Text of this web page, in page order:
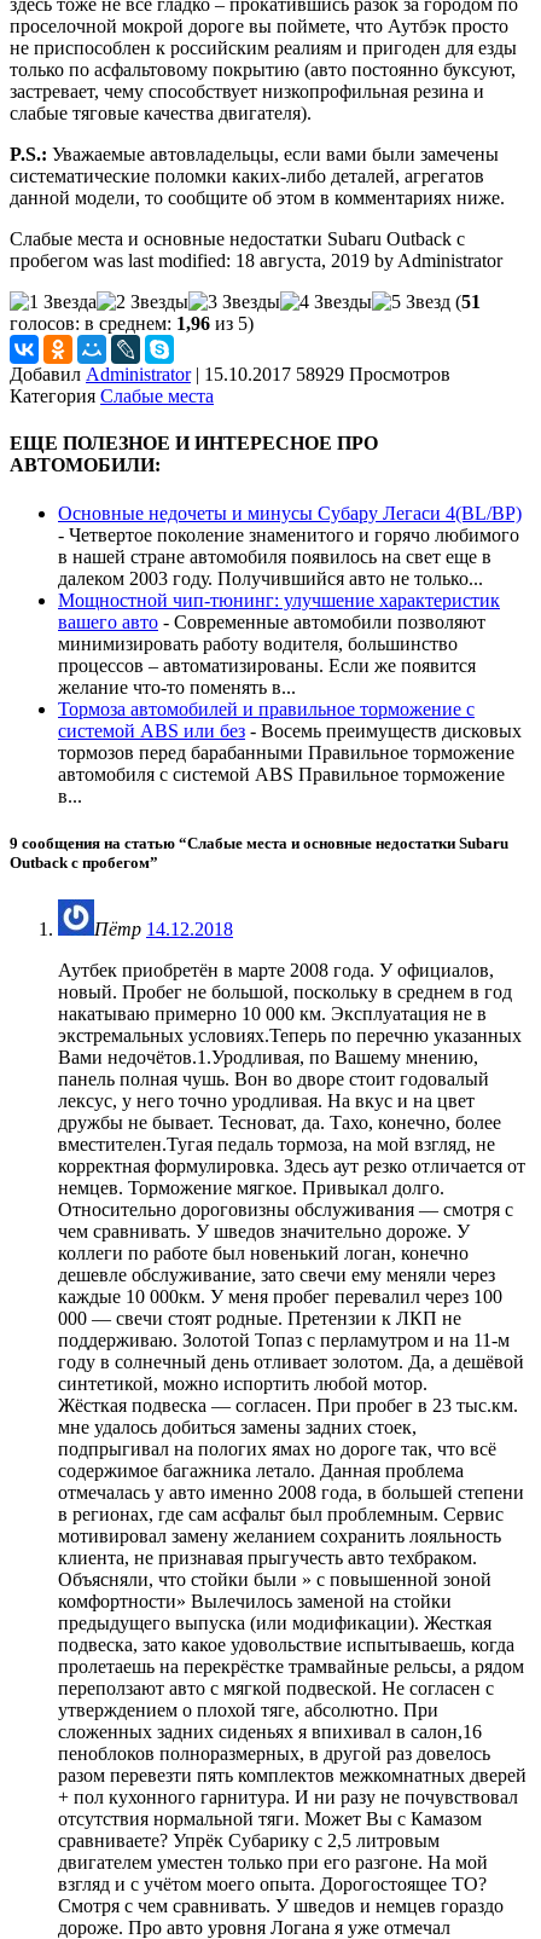
здесь тоже не все гладко – прокатившись разок за городом по
проселочной мокрой дороге вы поймете, что Аутбэк просто
не приспособлен к российским реалиям и пригоден для езды
только по асфальтовому покрытию (авто постоянно буксуют,
застревает, чему способствует низкопрофильная резина и
слабые тяговые качества двигателя).
P.S.: Уважаемые автовладельцы, если вами были замечены
систематические поломки каких-либо деталей, агрегатов
данной модели, то сообщите об этом в комментариях ниже.
Слабые места и основные недостатки Subaru Outback с
пробегом was last modified: 18 августа, 2019 by Administrator
(51
голосов: в среднем: 1,96 из 5)
Добавил Administrator | 15.10.2017 58929 Просмотров
Категория Слабые места
ЕЩЕ ПОЛЕЗНОЕ И ИНТЕРЕСНОЕ ПРО
АВТОМОБИЛИ:
Основные недочеты и минусы Субару Легаси 4(BL/BP)
- Четвертое поколение знаменитого и горячо любимого
в нашей стране автомобиля появилось на свет еще в
далеком 2003 году. Получившийся авто не только...
Мощностной чип-тюнинг: улучшение характеристик
вашего авто - Современные автомобили позволяют
минимизировать работу водителя, большинство
процессов – автоматизированы. Если же появится
желание что-то поменять в...
Тормоза автомобилей и правильное торможение с
системой ABS или без - Восемь преимуществ дисковых
тормозов перед барабанными Правильное торможение
автомобиля с системой ABS Правильное торможение
в...
9 сообщения на статью “Слабые места и основные недостатки Subaru
Outback с пробегом”
Пётр 14.12.2018
Аутбек приобретён в марте 2008 года. У официалов,
новый. Пробег не большой, поскольку в среднем в год
накатываю примерно 10 000 км. Эксплуатация не в
экстремальных условиях.Теперь по перечню указанных
Вами недочётов.1.Уродливая, по Вашему мнению,
панель полная чушь. Вон во дворе стоит годовалый
лексус, у него точно уродливая. На вкус и на цвет
дружбы не бывает. Тесноват, да. Тахо, конечно, более
вместителен.Тугая педаль тормоза, на мой взгляд, не
корректная формулировка. Здесь аут резко отличается от
немцев. Торможение мягкое. Привыкал долго.
Относительно дороговизны обслуживания — смотря с
чем сравнивать. У шведов значительно дороже. У
коллеги по работе был новенький логан, конечно
дешевле обслуживание, зато свечи ему меняли через
каждые 10 000км. У меня пробег перевалил через 100
000 — свечи стоят родные. Претензии к ЛКП не
поддерживаю. Золотой Топаз с перламутром и на 11-м
году в солнечный день отливает золотом. Да, а дешёвой
синтетикой, можно испортить любой мотор.
Жёсткая подвеска — согласен. При пробег в 23 тыс.км.
мне удалось добиться замены задних стоек,
подпрыгивал на пологих ямах но дороге так, что всё
содержимое багажника летало. Данная проблема
отмечалась у авто именно 2008 года, в большей степени
в регионах, где сам асфальт был проблемным. Сервис
мотивировал замену желанием сохранить лояльность
клиента, не признавая прыгучесть авто техбраком.
Объясняли, что стойки были » с повышенной зоной
комфортности» Вылечилось заменой на стойки
предыдущего выпуска (или модификации). Жесткая
подвеска, зато какое удовольствие испытываешь, когда
пролетаешь на перекрёстке трамвайные рельсы, а рядом
переползают авто с мягкой подвеской. Не согласен с
утверждением о плохой тяге, абсолютно. При
сложенных задних сиденьях я впихивал в салон,16
пеноблоков полноразмерных, в другой раз довелось
разом перевезти пять комплектов межкомнатных дверей
+ пол кухонного гарнитура. И ни разу не почувствовал
отсутствия нормальной тяги. Может Вы с Камазом
сравниваете? Упрёк Субарику с 2,5 литровым
двигателем уместен только при его разгоне. На мой
взгляд и с учётом моего опыта. Дорогостоящее ТО?
Смотря с чем сравнивать. У шведов и немцев гораздо
дороже. Про авто уровня Логана я уже отмечал